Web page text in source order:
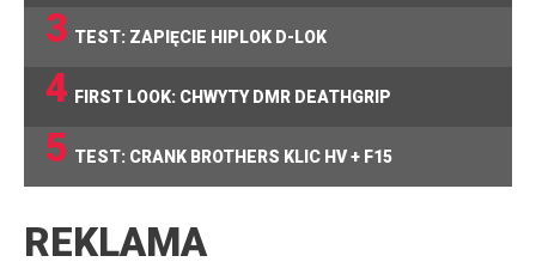
3 TEST: ZAPIĘCIE HIPLOK D-LOK
4 FIRST LOOK: CHWYTY DMR DEATHGRIP
5 TEST: CRANK BROTHERS KLIC HV + F15
REKLAMA